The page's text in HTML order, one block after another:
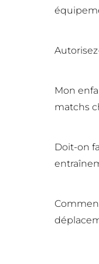
Mon
matchs
Doit-on